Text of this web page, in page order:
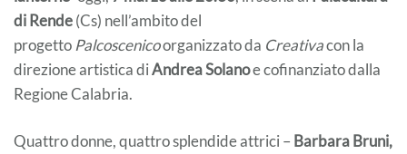
di Rende(Cs) nell’ambito del
progetto Palcoscenicoorganizzato da Creativacon la
direzione artistica diAndrea Solanoe cofinanziato dalla
Regione Calabria.
Quattro donne, quattro splendide attrici – Barbara Bruni,